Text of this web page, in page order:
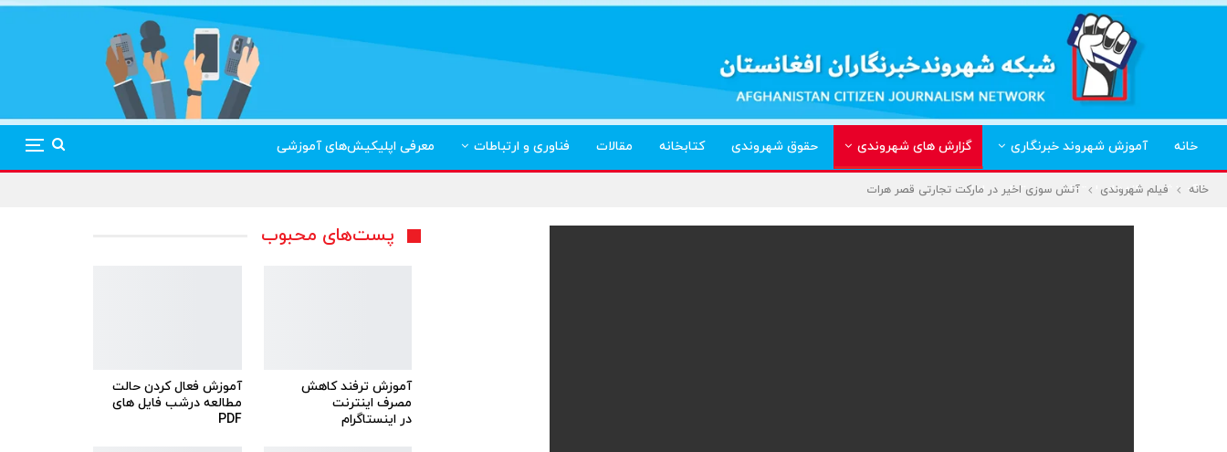
خانه آموزش شهروند خبرنگاری گزارش های شهروندی حقوق شهروندی کتابخانه مقالات فناوری و ارتباطات معرفی اپلیکیش‌های آموزشی
آموزش رسانه‌های اجتماعی تماس باما خانه فیلم شهروندی آتش سوزی اخیر در مارکت تجارتی قصر هرات
پست‌های محبوب
آموزش ترفند کاهش
مصرف اینترنت
در اینستاگرام
آموزش فعال کردن حالت
مطالعه درشب فایل های
PDF